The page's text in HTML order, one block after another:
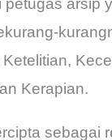
petugas arsip
Kerapian.
sebagai